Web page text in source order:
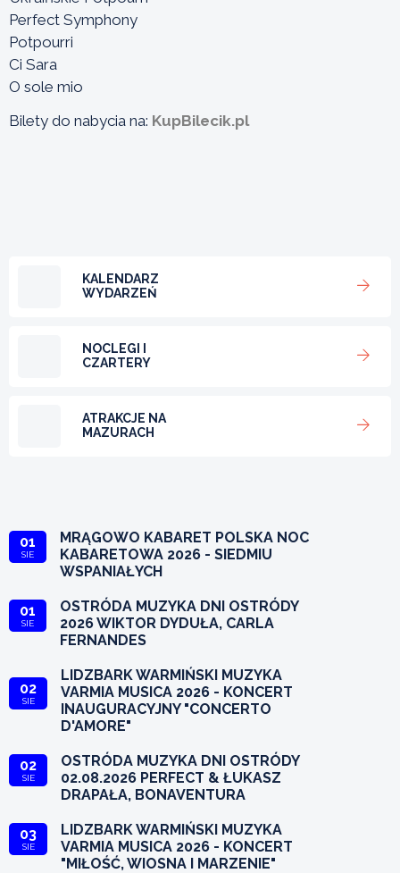
Perfect Symphony
Potpourri
Ci Sara
O sole mio
Bilety do nabycia na: KupBilecik.pl
KALENDARZ
WYDARZEŃ
NOCLEGI I
CZARTERY
ATRAKCJE NA
MAZURACH
01
SIE
MRĄGOWO KABARET POLSKA NOC
KABARETOWA 2026 - SIEDMIU
WSPANIAŁYCH
01
SIE
OSTRÓDA MUZYKA DNI OSTRÓDY
2026 WIKTOR DYDUŁA, CARLA
FERNANDES
02
SIE
LIDZBARK WARMIŃSKI MUZYKA
VARMIA MUSICA 2026 - KONCERT
INAUGURACYJNY "CONCERTO
D'AMORE"
02
SIE
OSTRÓDA MUZYKA DNI OSTRÓDY
02.08.2026 PERFECT & ŁUKASZ
DRAPAŁA, BONAVENTURA
03
SIE
LIDZBARK WARMIŃSKI MUZYKA
VARMIA MUSICA 2026 - KONCERT
"MIŁOŚĆ, WIOSNA I MARZENIE"